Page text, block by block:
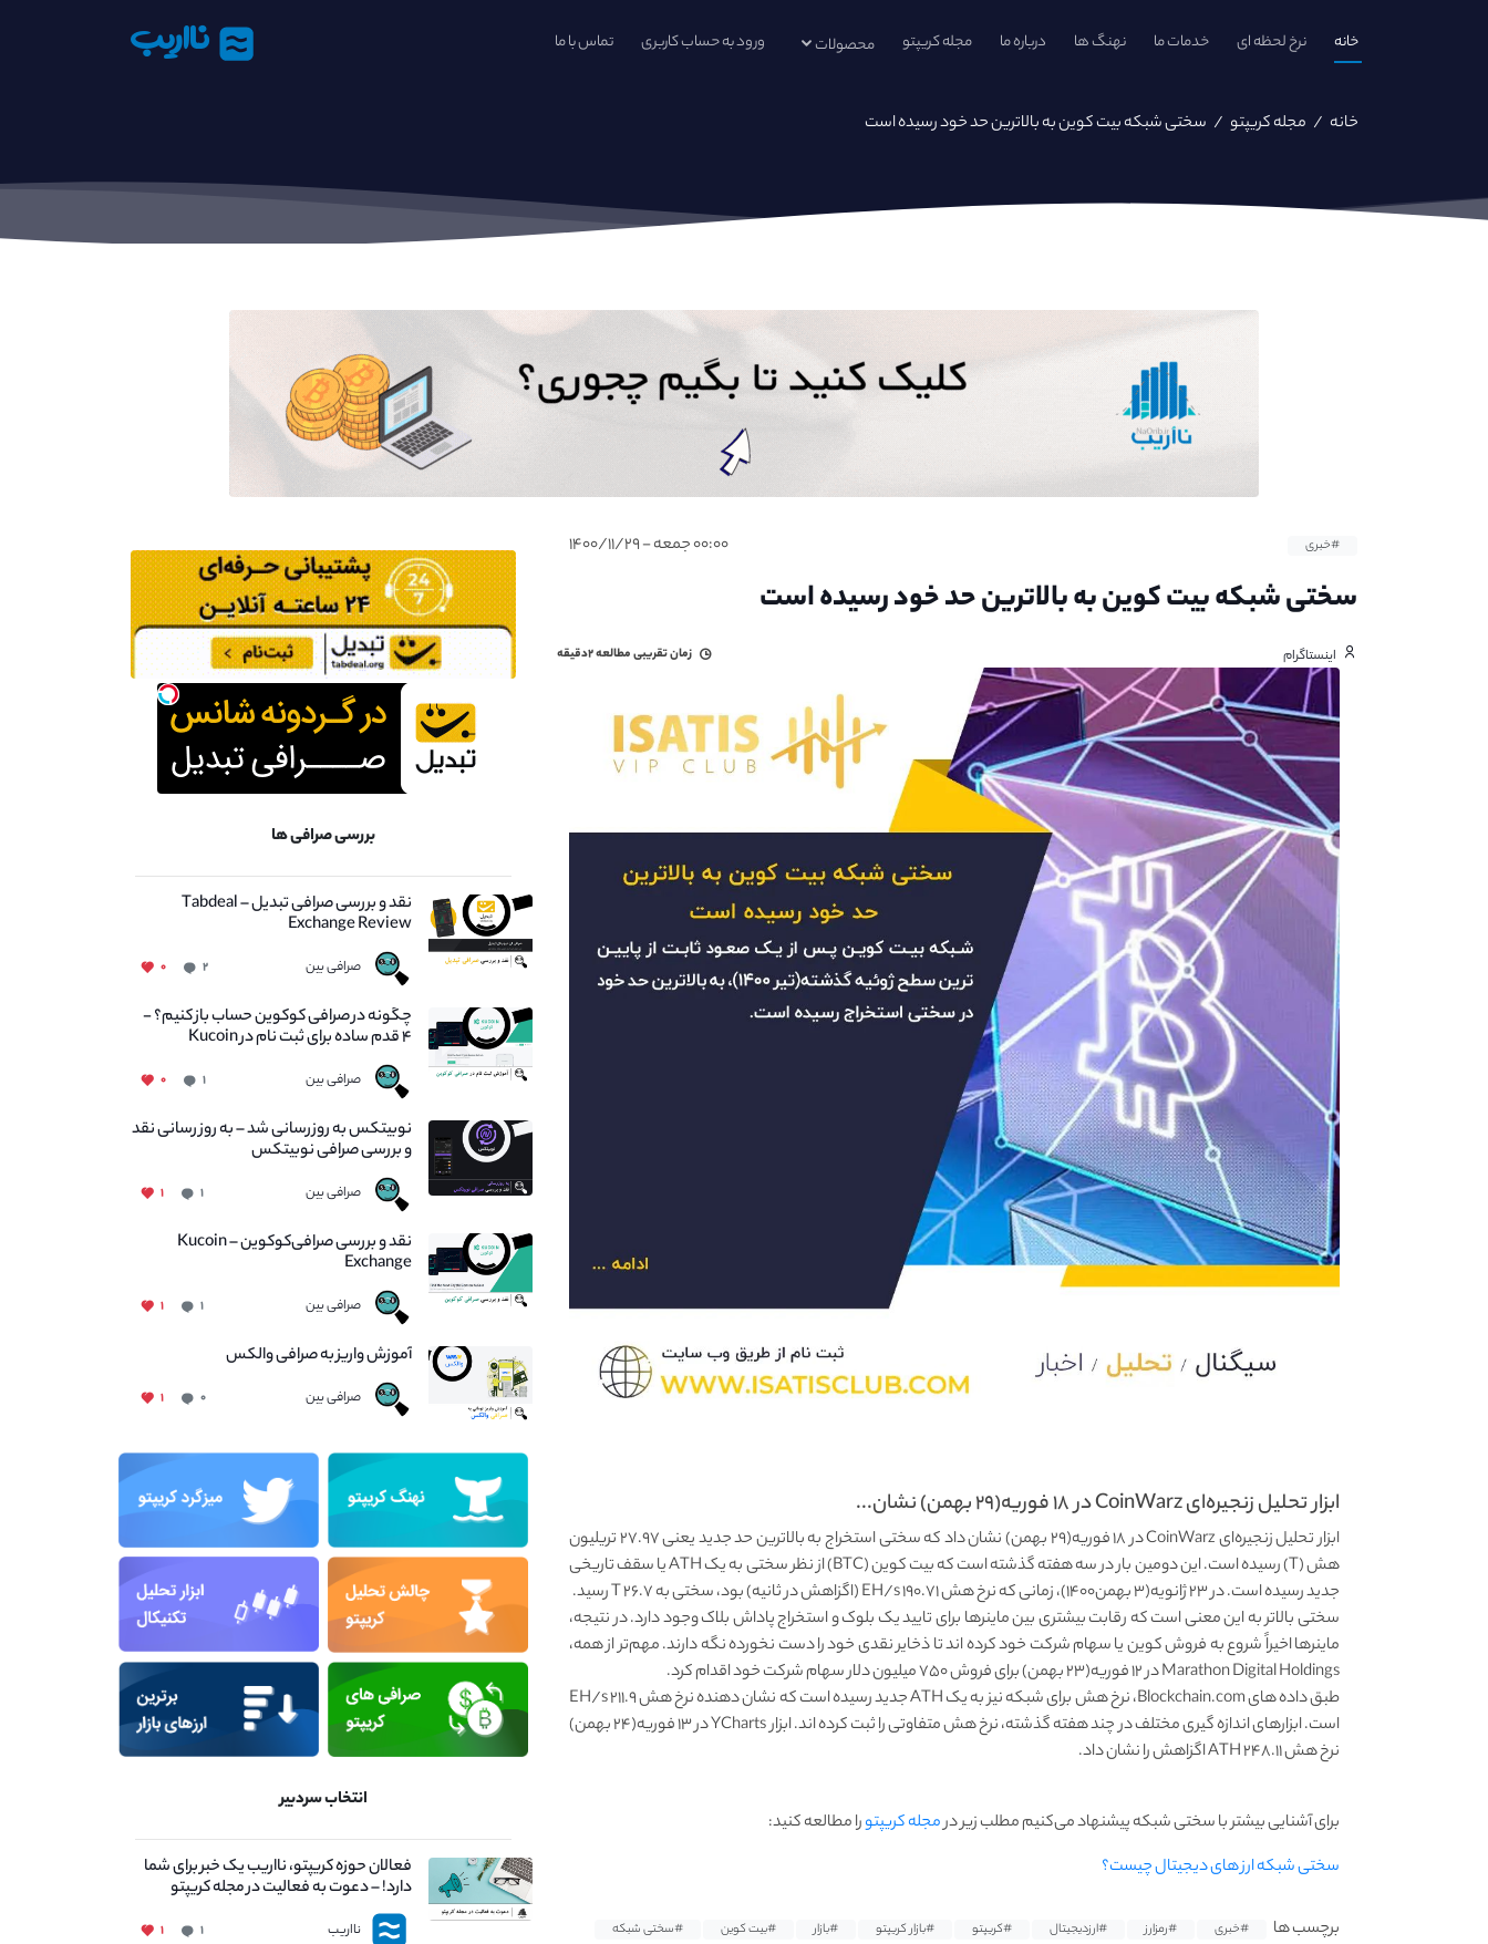
خانه نرخ لحظه ای خدمات ما نهنگ ها درباره ما مجله کریپتو محصولات ورود به حساب کاربری تماس با ما نااریب
خانه / مجله کریپتو / سختی شبکه بیت کوین به بالاترین حد خود رسیده است
#خبری ۰۰:۰۰ جمعه - ۱۴۰۰/۱۱/۲۹
سختی شبکه بیت کوین به بالاترین حد خود رسیده است
اینستاگرام زمان تقریبی مطالعه۲دقیقه
ابزار تحلیل زنجیره‌ای CoinWarz در ۱۸ فوریه(۲۹ بهمن) نشان...
ابزار تحلیل زنجیره‌ای CoinWarz در ۱۸ فوریه(۲۹ بهمن) نشان داد که سختی استخراج به بالاترین حد جدید یعنی ۲۷.۹۷ تریلیون
هش (T) رسیده است. این دومین بار در سه هفته گذشته است که بیت کوین (BTC) از نظر سختی به یک ATH یا سقف تاریخی
جدید رسیده است. در ۲۳ ژانویه(۳ بهمن۱۴۰۰)، زمانی که نرخ هش ۱۹۰.۷۱ EH/s (اگزاهش در ثانیه) بود، سختی به ۲۶.۷ T رسید.
سختی بالاتر به این معنی است که رقابت بیشتری بین ماینرها برای تایید یک بلوک و استخراج پاداش بلاک وجود دارد. در نتیجه،
ماینرها اخیراً شروع به فروش کوین یا سهام شرکت خود کرده اند تا ذخایر نقدی خود را دست نخورده نگه دارند. مهم‌تر از همه،
Marathon Digital Holdings در ۱۲ فوریه(۲۳ بهمن) برای فروش ۷۵۰ میلیون دلار سهام شرکت خود اقدام کرد.
طبق داده های Blockchain.com، نرخ هش برای شبکه نیز به یک ATH جدید رسیده است که نشان دهنده نرخ هش ۲۱۱.۹ EH/s
است. ابزارهای اندازه گیری مختلف در چند هفته گذشته، نرخ هش متفاوتی را ثبت کرده اند. ابزار YCharts در ۱۳ فوریه(۲۴ بهمن)
نرخ هش ATH ۲۴۸.۱۱ اگزاهش را نشان داد.
برای آشنایی بیشتر با سختی شبکه پیشنهاد می‌کنیم مطلب زیر درمجله کریپتورا مطالعه کنید:
سختی شبکه ارز های دیجیتال چیست؟
برچسب ها #خبری #رمزارز #ارزدیجیتال #کریپتو #بازار کریپتو #بازار #بیت کوین
#سختی شبکه
بررسی صرافی ها
نقد و بررسی صرافی تبدیل – Tabdeal
Exchange Review
صرافی بین ۲ ۰
چگونه در صرافی کوکوین حساب باز کنیم؟ -
۴ قدم ساده برای ثبت نام در Kucoin
صرافی بین ۱ ۰
نوبیتکس به روزرسانی شد – به روز رسانی نقد
و بررسی صرافی نوبیتکس
صرافی بین ۱ ۱
نقد و بررسی صرافی‌کوکوین – Kucoin
Exchange
صرافی بین ۱ ۱
آموزش واریز به صرافی والکس
صرافی بین ۰ ۱
انتخاب سردبیر
فعالان حوزه کریپتو، نااریب یک خبر برای شما
دارد! – دعوت به فعالیت در مجله کریپتو
نااریب ۱ ۱